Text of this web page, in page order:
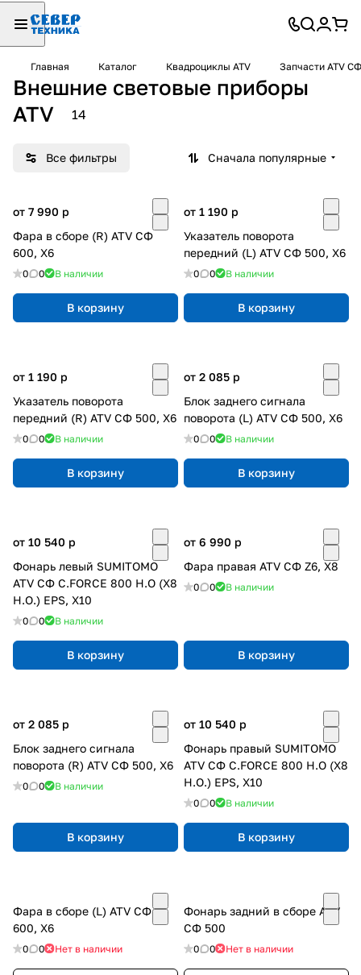
Главная Каталог Квадроциклы ATV Запчасти ATV СФ
Внешние световые приборы
ATV
14
Все фильтры Сначала популярные
от 7 990 p
Фара в сборе (R) ATV СФ
600, X6
0 0 В наличии
В корзину
от 1 190 p
Указатель поворота
передний (L) ATV СФ 500, X6
0 0 В наличии
В корзину
от 1 190 p
Указатель поворота
передний (R) ATV СФ 500, X6
0 0 В наличии
В корзину
от 2 085 p
Блок заднего сигнала
поворота (L) ATV СФ 500, X6
0 0 В наличии
В корзину
от 10 540 p
Фонарь левый SUMITOMO
ATV СФ C.FORCE 800 H.O (X8
H.O.) EPS, Х10
0 0 В наличии
В корзину
от 6 990 p
Фара правая ATV СФ Z6, X8
0 0 В наличии
В корзину
от 2 085 p
Блок заднего сигнала
поворота (R) ATV СФ 500, X6
0 0 В наличии
В корзину
от 10 540 p
Фонарь правый SUMITOMO
ATV СФ C.FORCE 800 H.O (X8
H.O.) EPS, Х10
0 0 В наличии
В корзину
Фара в сборе (L) ATV СФ
600, X6
0 0 Нет в наличии
Фонарь задний в сборе ATV
СФ 500
0 0 Нет в наличии